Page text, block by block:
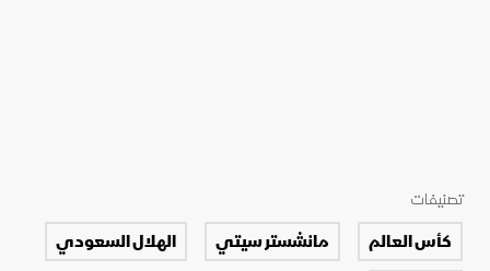
تصنيفات
كأس العالم مانشستر سيتي
الهلال السعودي